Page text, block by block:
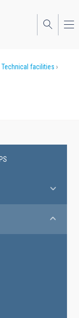
Technical facilities